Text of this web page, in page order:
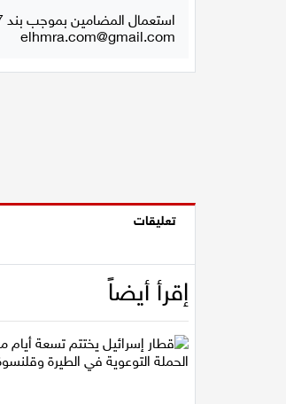
استعمال المضامين بموجب بند 27 أ لقانون الحقوق الأدبية لسنة 2007، يرجى ارسال رسالة الى:
elhmra.com@gmail.com
تعليقات
إقرأ أيضاً